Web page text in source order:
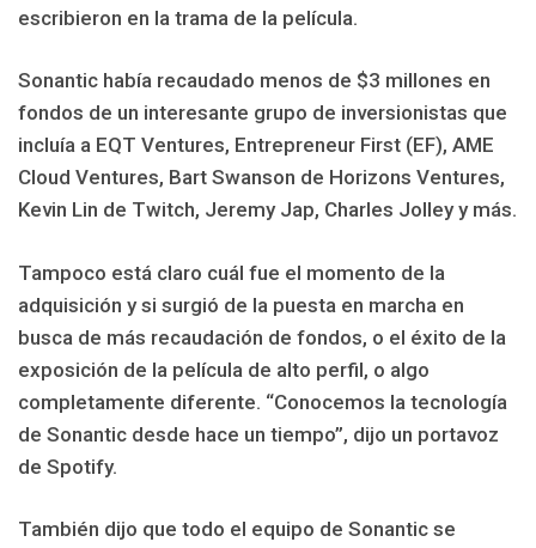
escribieron en la trama de la película.
Sonantic había recaudado menos de $3 millones en
fondos de un interesante grupo de inversionistas que
incluía a EQT Ventures, Entrepreneur First (EF), AME
Cloud Ventures, Bart Swanson de Horizons Ventures,
Kevin Lin de Twitch, Jeremy Jap, Charles Jolley y más.
Tampoco está claro cuál fue el momento de la
adquisición y si surgió de la puesta en marcha en
busca de más recaudación de fondos, o el éxito de la
exposición de la película de alto perfil, o algo
completamente diferente. “Conocemos la tecnología
de Sonantic desde hace un tiempo”, dijo un portavoz
de Spotify.
También dijo que todo el equipo de Sonantic se